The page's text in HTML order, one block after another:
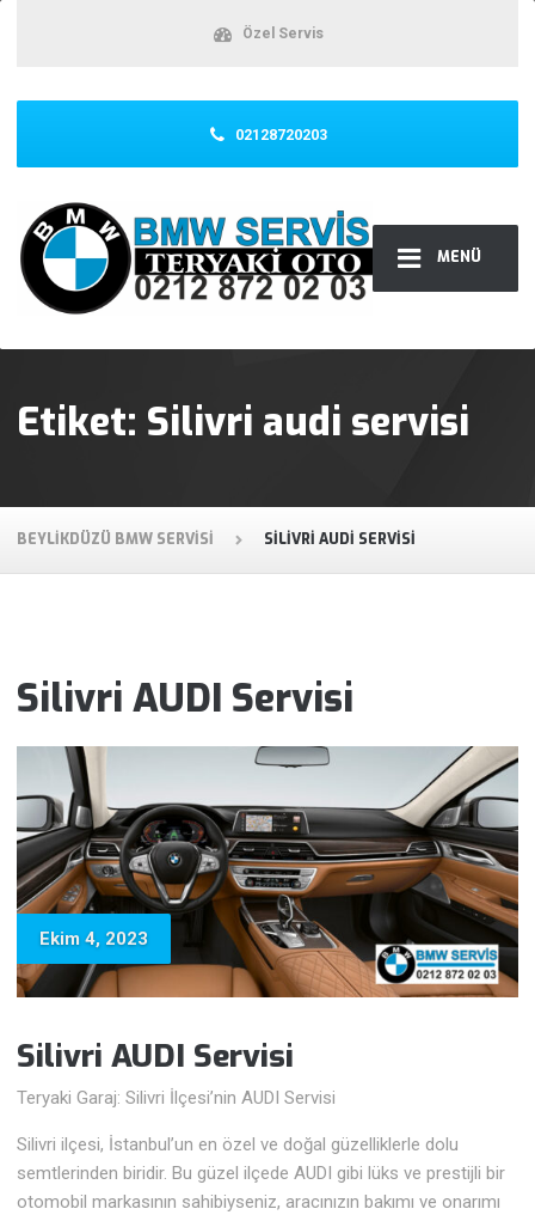
MENÜ
Özel Servis
02128720203
Etiket: Silivri audi servisi
BEYLIKDÜZÜ BMW SERVISI SILIVRI AUDI SERVISI
Silivri AUDI Servisi
Ekim 4, 2023
Silivri AUDI Servisi
Teryaki Garaj: Silivri İlçesi’nin AUDI Servisi
Silivri ilçesi, İstanbul’un en özel ve doğal güzelliklerle dolu
semtlerinden biridir. Bu güzel ilçede AUDI gibi lüks ve prestijli bir
otomobil markasının sahibiyseniz, aracınızın bakımı ve onarımı